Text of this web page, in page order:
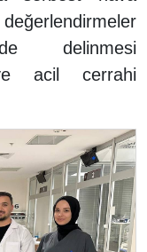
delinmesi
acil cerrahi